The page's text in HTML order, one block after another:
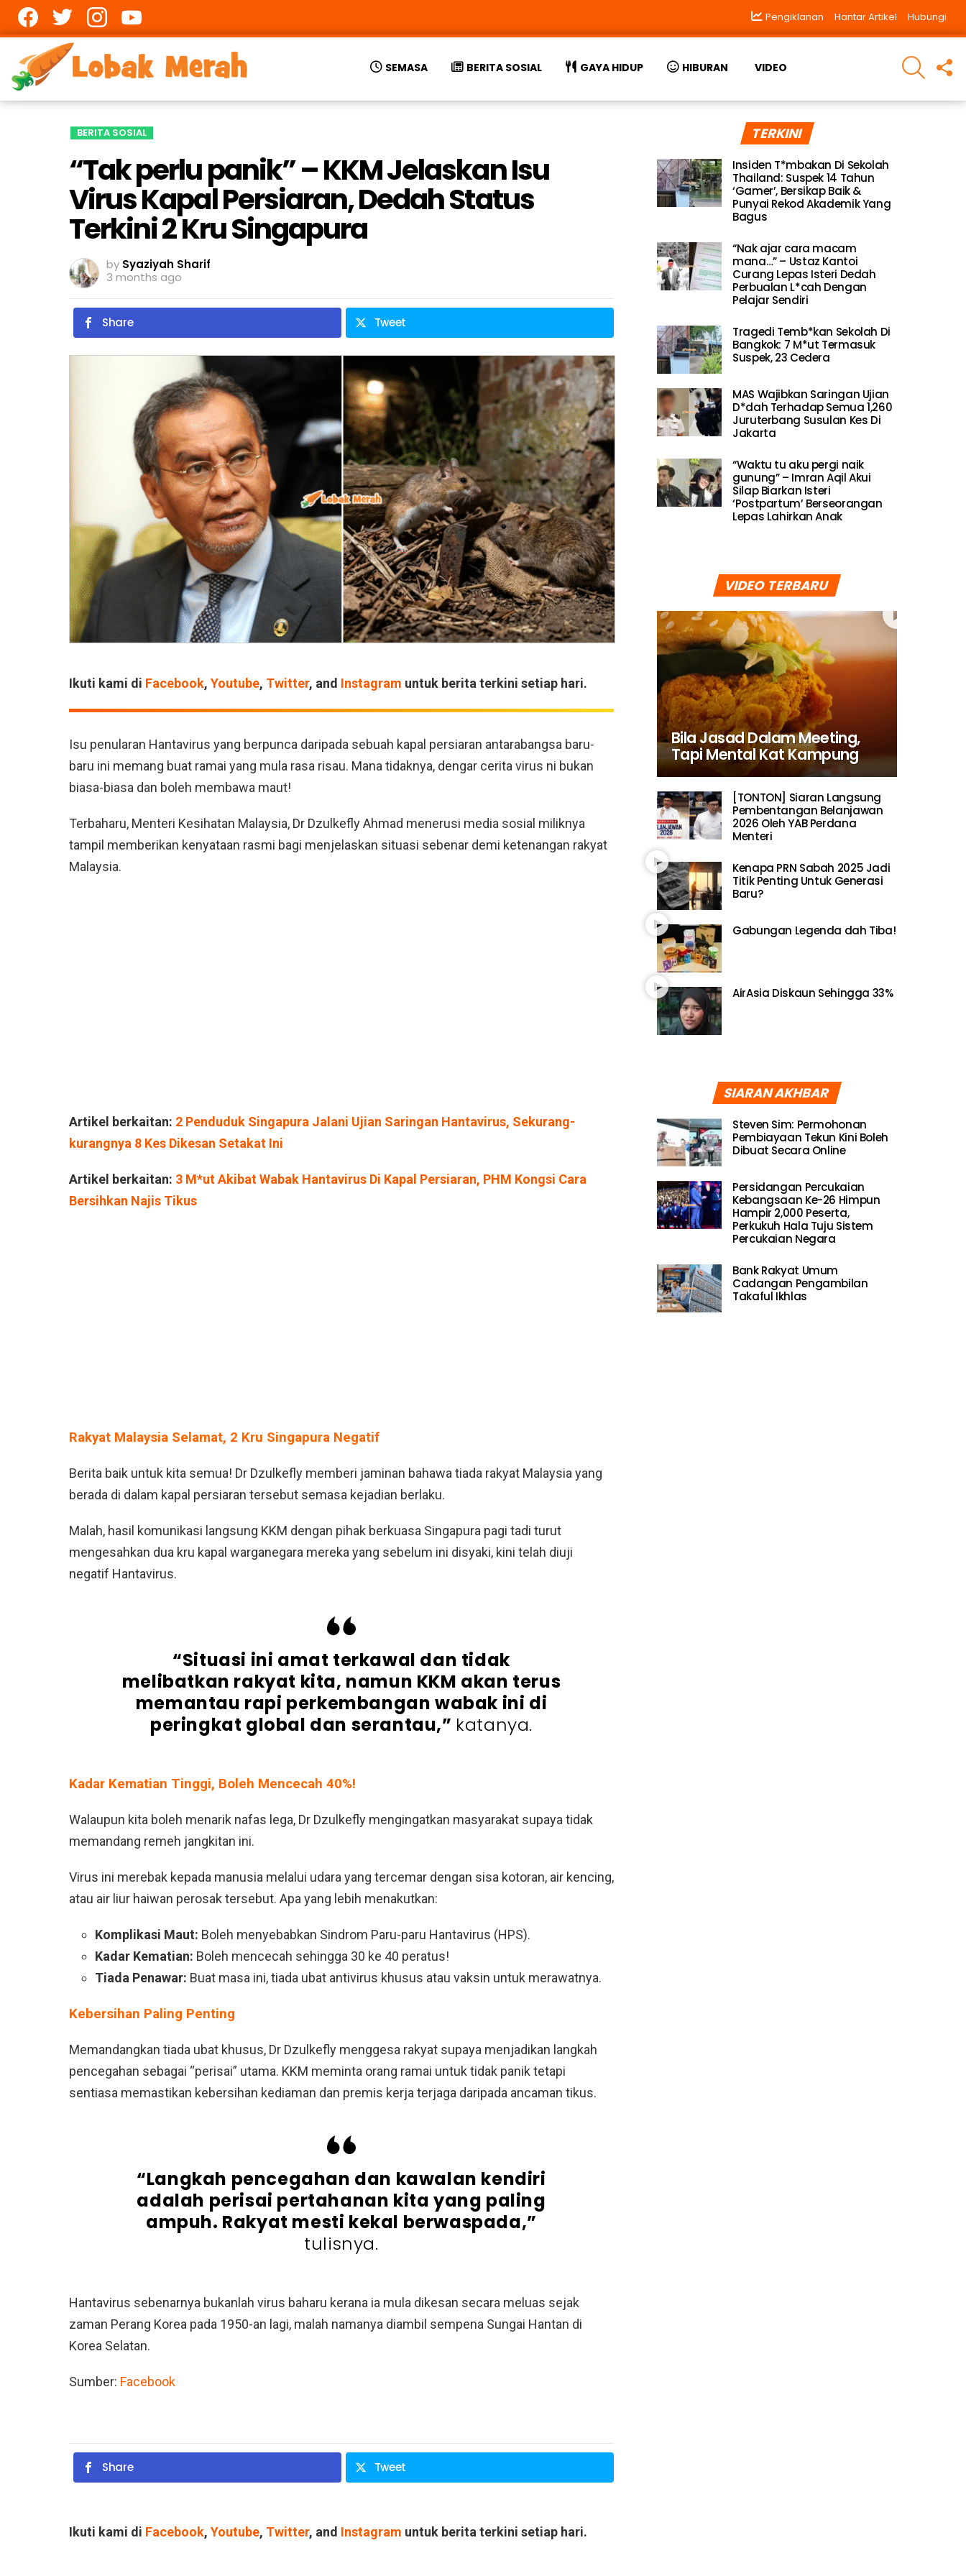
Pengiklanan Hantar Artikel Hubungi
SEMASA BERITA SOSIAL GAYA HIDUP HIBURAN VIDEO
SEARCH
BERITA SOSIAL
“Tak perlu panik” – KKM Jelaskan Isu
Virus Kapal Persiaran, Dedah Status
Terkini 2 Kru Singapura
by Syaziyah Sharif
3 months ago
Share Tweet
Ikuti kami di Facebook, Youtube, Twitter, and Instagram untuk berita terkini setiap hari.
Isu penularan Hantavirus yang berpunca daripada sebuah kapal persiaran antarabangsa baru-
baru ini memang buat ramai yang mula rasa risau. Mana tidaknya, dengar cerita virus ni bukan
biasa-biasa dan boleh membawa maut!
Terbaharu, Menteri Kesihatan Malaysia, Dr Dzulkefly Ahmad menerusi media sosial miliknya
tampil memberikan kenyataan rasmi bagi menjelaskan situasi sebenar demi ketenangan rakyat
Malaysia.
Artikel berkaitan: 2 Penduduk Singapura Jalani Ujian Saringan Hantavirus, Sekurang-
kurangnya 8 Kes Dikesan Setakat Ini
Artikel berkaitan: 3 M*ut Akibat Wabak Hantavirus Di Kapal Persiaran, PHM Kongsi Cara
Bersihkan Najis Tikus
Rakyat Malaysia Selamat, 2 Kru Singapura Negatif
Berita baik untuk kita semua! Dr Dzulkefly memberi jaminan bahawa tiada rakyat Malaysia yang
berada di dalam kapal persiaran tersebut semasa kejadian berlaku.
Malah, hasil komunikasi langsung KKM dengan pihak berkuasa Singapura pagi tadi turut
mengesahkan dua kru kapal warganegara mereka yang sebelum ini disyaki, kini telah diuji
negatif Hantavirus.
“Situasi ini amat terkawal dan tidak
melibatkan rakyat kita, namun KKM akan terus
memantau rapi perkembangan wabak ini di
peringkat global dan serantau,” katanya.
Kadar Kematian Tinggi, Boleh Mencecah 40%!
Walaupun kita boleh menarik nafas lega, Dr Dzulkefly mengingatkan masyarakat supaya tidak
memandang remeh jangkitan ini.
Virus ini merebak kepada manusia melalui udara yang tercemar dengan sisa kotoran, air kencing,
atau air liur haiwan perosak tersebut. Apa yang lebih menakutkan:
Komplikasi Maut: Boleh menyebabkan Sindrom Paru-paru Hantavirus (HPS).
Kadar Kematian: Boleh mencecah sehingga 30 ke 40 peratus!
Tiada Penawar: Buat masa ini, tiada ubat antivirus khusus atau vaksin untuk merawatnya.
Kebersihan Paling Penting
Memandangkan tiada ubat khusus, Dr Dzulkefly menggesa rakyat supaya menjadikan langkah
pencegahan sebagai “perisai” utama. KKM meminta orang ramai untuk tidak panik tetapi
sentiasa memastikan kebersihan kediaman dan premis kerja terjaga daripada ancaman tikus.
“Langkah pencegahan dan kawalan kendiri
adalah perisai pertahanan kita yang paling
ampuh. Rakyat mesti kekal berwaspada,”
tulisnya.
Hantavirus sebenarnya bukanlah virus baharu kerana ia mula dikesan secara meluas sejak
zaman Perang Korea pada 1950-an lagi, malah namanya diambil sempena Sungai Hantan di
Korea Selatan.
Sumber: Facebook
Share Tweet
Ikuti kami di Facebook, Youtube, Twitter, and Instagram untuk berita terkini setiap hari.
TERKINI
Insiden T*mbakan Di Sekolah
Thailand: Suspek 14 Tahun
‘Gamer’, Bersikap Baik &
Punyai Rekod Akademik Yang
Bagus
“Nak ajar cara macam
mana…” – Ustaz Kantoi
Curang Lepas Isteri Dedah
Perbualan L*cah Dengan
Pelajar Sendiri
Tragedi Temb*kan Sekolah Di
Bangkok: 7 M*ut Termasuk
Suspek, 23 Cedera
MAS Wajibkan Saringan Ujian
D*dah Terhadap Semua 1,260
Juruterbang Susulan Kes Di
Jakarta
“Waktu tu aku pergi naik
gunung” – Imran Aqil Akui
Silap Biarkan Isteri
‘Postpartum’ Berseorangan
Lepas Lahirkan Anak
VIDEO TERBARU
Bila Jasad Dalam Meeting,
Tapi Mental Kat Kampung
[TONTON] Siaran Langsung
Pembentangan Belanjawan
2026 Oleh YAB Perdana
Menteri
Kenapa PRN Sabah 2025 Jadi
Titik Penting Untuk Generasi
Baru?
Gabungan Legenda dah Tiba!
AirAsia Diskaun Sehingga 33%
SIARAN AKHBAR
Steven Sim: Permohonan
Pembiayaan Tekun Kini Boleh
Dibuat Secara Online
Persidangan Percukaian
Kebangsaan Ke-26 Himpun
Hampir 2,000 Peserta,
Perkukuh Hala Tuju Sistem
Percukaian Negara
Bank Rakyat Umum
Cadangan Pengambilan
Takaful Ikhlas